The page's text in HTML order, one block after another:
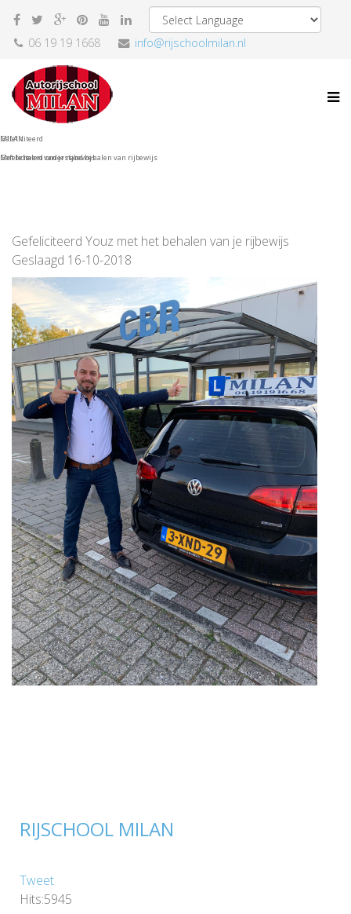
06 19 19 1668 info@rijschoolmilan.nl
Gefeliciteerd
Met behalen van je rijbewijs
MILAN
Gefeliciteerd onderstand behalen van rijbewijs
Gefeliciteerd Youz met het behalen van je rijbewijs
Geslaagd 16-10-2018
RIJSCHOOL MILAN
Tweet
Hits:5945